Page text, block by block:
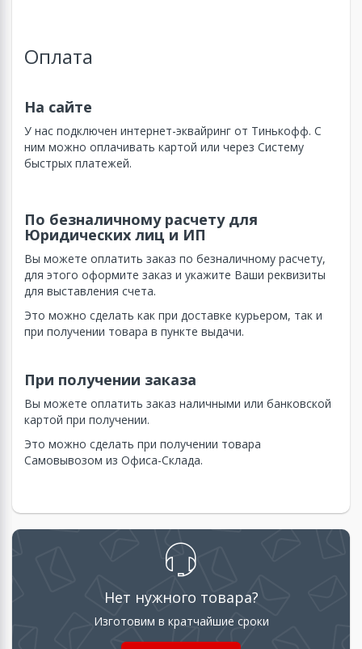
Оплата
На сайте
У нас подключен интернет-эквайринг от Тинькофф. С
ним можно оплачивать картой или через Систему
быстрых платежей.
По безналичному расчету для
Юридических лиц и ИП
Вы можете оплатить заказ по безналичному расчету,
для этого оформите заказ и укажите Ваши реквизиты
для выставления счета.
Это можно сделать как при доставке курьером, так и
при получении товара в пункте выдачи.
При получении заказа
Вы можете оплатить заказ наличными или банковской
картой при получении.
Это можно сделать при получении товара
Самовывозом из Офиса-Склада.
Нет нужного товара?
Изготовим в кратчайшие сроки